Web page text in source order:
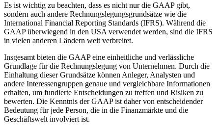
Es ist wichtig zu beachten, dass es nicht nur die GAAP gibt,
sondern auch andere Rechnungslegungsgrundsätze wie die
International Financial Reporting Standards (IFRS). Während die
GAAP überwiegend in den USA verwendet werden, sind die IFRS
in vielen anderen Ländern weit verbreitet.
Insgesamt bieten die GAAP eine einheitliche und verlässliche
Grundlage für die Rechnungslegung von Unternehmen. Durch die
Einhaltung dieser Grundsätze können Anleger, Analysten und
andere Interessengruppen genaue und vergleichbare Informationen
erhalten, um fundierte Entscheidungen zu treffen und Risiken zu
bewerten. Die Kenntnis der GAAP ist daher von entscheidender
Bedeutung für jede Person, die in die Finanzmärkte und die
Geschäftswelt involviert ist.